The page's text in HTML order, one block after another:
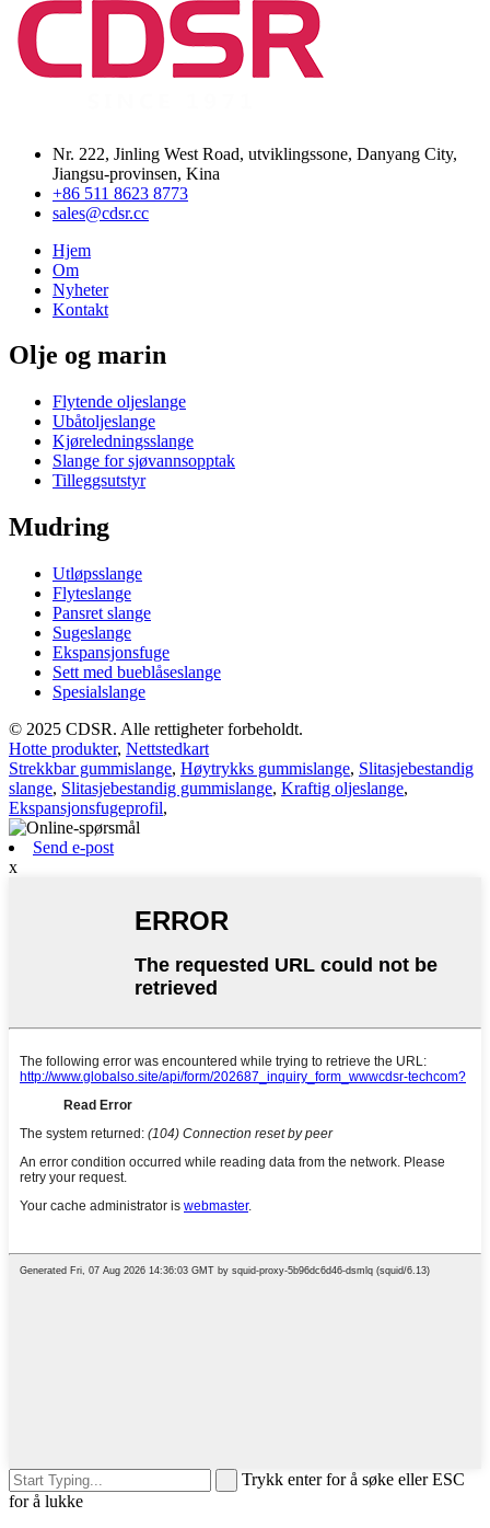
Nr. 222, Jinling West Road, utviklingssone, Danyang City,
Jiangsu-provinsen, Kina
+86 511 8623 8773
sales@cdsr.cc
Hjem
Om
Nyheter
Kontakt
Olje og marin
Flytende oljeslange
Ubåtoljeslange
Kjøreledningsslange
Slange for sjøvannsopptak
Tilleggsutstyr
Mudring
Utløpsslange
Flyteslange
Pansret slange
Sugeslange
Ekspansjonsfuge
Sett med bueblåseslange
Spesialslange
© 2025 CDSR. Alle rettigheter forbeholdt.
Hotte produkter, Nettstedkart
Strekkbar gummislange, Høytrykks gummislange, Slitasjebestandig
slange, Slitasjebestandig gummislange, Kraftig oljeslange,
Ekspansjonsfugeprofil,
Send e-post
x
Trykk enter for å søke eller ESC
for å lukke